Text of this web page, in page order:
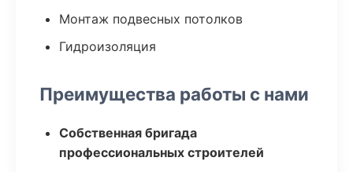
Монтаж подвесных потолков
Гидроизоляция
Преимущества работы с нами
Собственная бригада
профессиональных строителей